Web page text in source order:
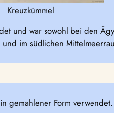
Kreuzkümmel
und war sowohl bei den
im südlichen
gemahlener Form verwendet.